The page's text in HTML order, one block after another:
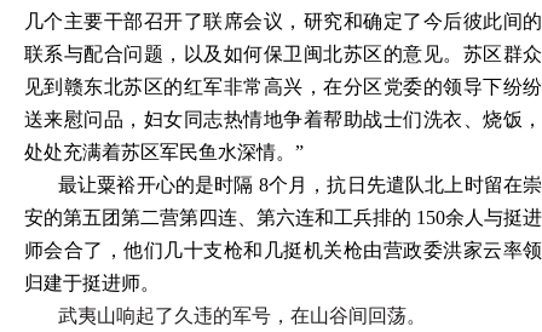
几个主要干部召开了联席会议，研究和确定了今后彼此间的
联系与配合问题，以及如何保卫闽北苏区的意见。苏区群众
见到赣东北苏区的红军非常高兴，在分区党委的领导下纷纷
送来慰问品，妇女同志热情地争着帮助战士们洗衣、烧饭，
处处充满着苏区军民鱼水深情。”
最让粟裕开心的是时隔 8个月，抗日先遣队北上时留在崇
安的第五团第二营第四连、第六连和工兵排的 150余人与挺进
师会合了，他们几十支枪和几挺机关枪由营政委洪家云率领
归建于挺进师。
武夷山响起了久违的军号，在山谷间回荡。